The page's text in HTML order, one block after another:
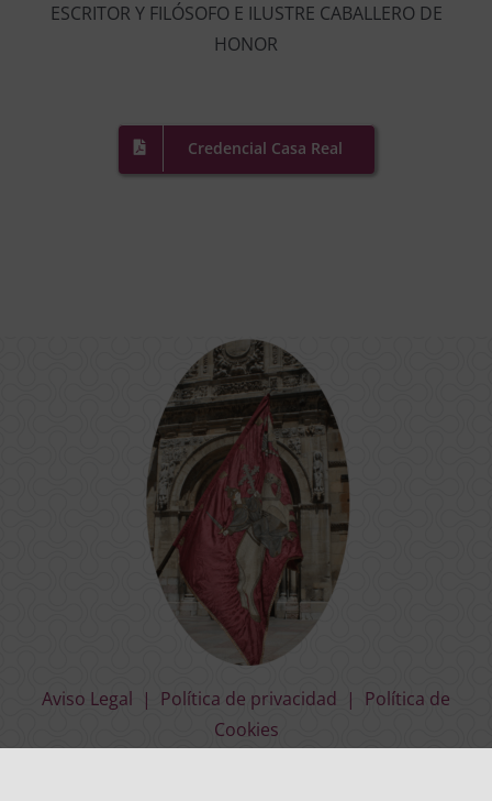
ESCRITOR Y FILÓSOFO E ILUSTRE CABALLERO DE
HONOR
Credencial Casa Real
Aviso Legal | Política de privacidad | Política de
Cookies